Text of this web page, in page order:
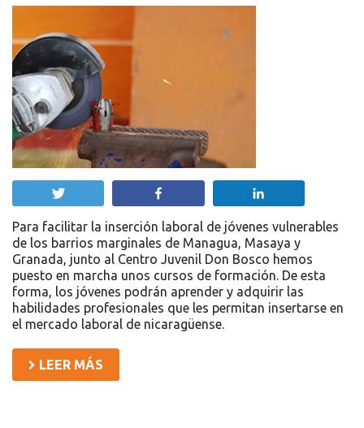
Para facilitar la inserción laboral de jóvenes vulnerables
de los barrios marginales de Managua, Masaya y
Granada, junto al Centro Juvenil Don Bosco hemos
puesto en marcha unos cursos de formación. De esta
forma, los jóvenes podrán aprender y adquirir las
habilidades profesionales que les permitan insertarse en
el mercado laboral de nicaragüense.
LEER MÁS